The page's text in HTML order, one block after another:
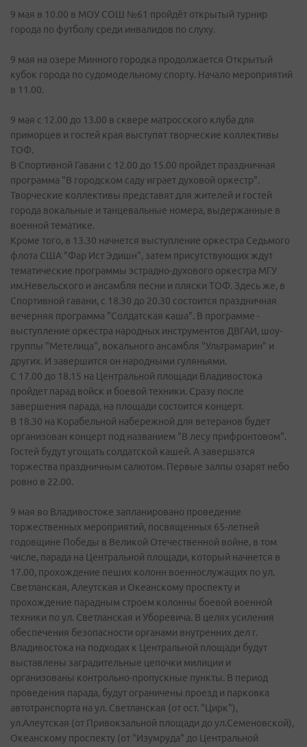
9 мая в 10.00 в МОУ СОШ №61 пройдёт открытый турнир
города по футболу среди инвалидов по слуху.
9 мая на озере Минного городка продолжается Открытый
кубок города по судомодельному спорту. Начало мероприятий
в 11.00.
9 мая с 12.00 до 13.00 в сквере матросского клуба для
приморцев и гостей края выступят творческие коллективы
ТОФ.
В Спортивной Гавани с 12.00 до 15.00 пройдет праздничная
программа "В городском саду играет духовой оркестр".
Творческие коллективы представят для жителей и гостей
города вокальные и танцевальные номера, выдержанные в
военной тематике.
Кроме того, в 13.30 начнется выступление оркестра Седьмого
флота США "Фар Ист Эдишн", затем присутствующих ждут
тематические программы эстрадно-духового оркестра МГУ
им.Невельского и ансамбля песни и пляски ТОФ. Здесь же, в
Спортивной гавани, с 18.30 до 20.30 состоится праздничная
вечерняя программа "Солдатская каша". В программе -
выступление оркестра народных инструментов ДВГАИ, шоу-
группы "Метелица", вокального ансамбля "Ультрамарин" и
других. И завершится он народными гуляньями.
С 17.00 до 18.15 на Центральной площади Владивостока
пройдет парад войск и боевой техники. Сразу после
завершения парада, на площади состоится концерт.
В 18.30 на Корабельной набережной для ветеранов будет
организован концерт под названием "В лесу прифронтовом".
Гостей будут угощать солдатской кашей. А завершатся
торжества праздничным салютом. Первые залпы озарят небо
ровно в 22.00.
9 мая во Владивостоке запланировано проведение
торжественных мероприятий, посвященных 65-летней
годовщине Победы в Великой Отечественной войне, в том
числе, парада на Центральной площади, который начнется в
17.00, прохождение пеших колонн военнослужащих по ул.
Светланская, Алеутская и Океанскому проспекту и
прохождение парадным строем колонны боевой военной
техники по ул. Светланская и Уборевича. В целях усиления
обеспечения безопасности органами внутренних дел г.
Владивостока на подходах к Центральной площади будут
выставлены заградительные цепочки милиции и
организованы контрольно-пропускные пункты. В период
проведения парада, будут ограничены проезд и парковка
автотранспорта на ул. Светланская (от ост. "Цирк"),
ул.Алеутская (от Привокзальной площади до ул.Семеновской),
Океанскому проспекту (от "Изумруда" до Центральной